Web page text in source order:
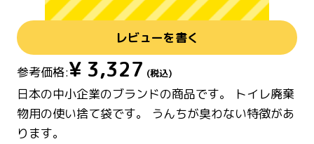
レビューを書く
参考価格:¥ 3,327 (税込)
日本の中小企業のブランドの商品です。 トイレ廃棄
物用の使い捨て袋です。 うんちが臭わない特徴があ
ります。